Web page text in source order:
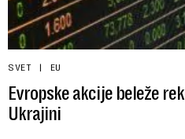
SVET EU
Evropske akcije beleže
Ukrajini